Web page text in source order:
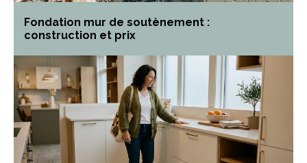
Fondation mur de soutènement :
construction et prix